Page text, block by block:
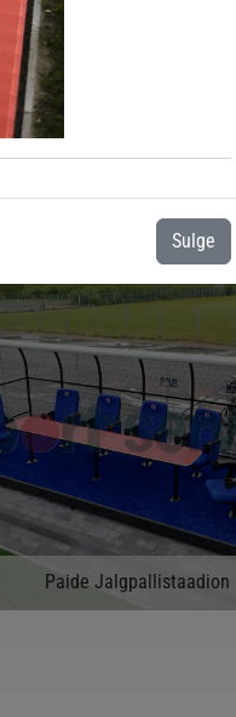
Linnamäe Vene Lütseum
Paide Jalgpallistaadion
Sulge